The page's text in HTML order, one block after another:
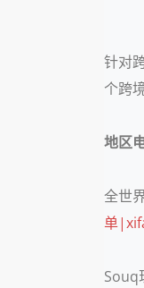
针对
个跨
地区
全世
单
Souq